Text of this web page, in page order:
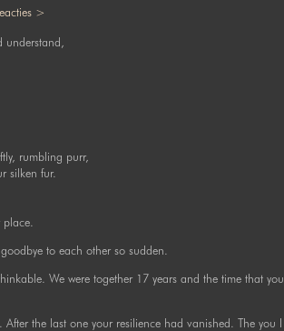
>
rumbling purr,
silken fur.
to each other so sudden.
We were together 17 years and the time that you
the last one your resilience had vanished. The you I